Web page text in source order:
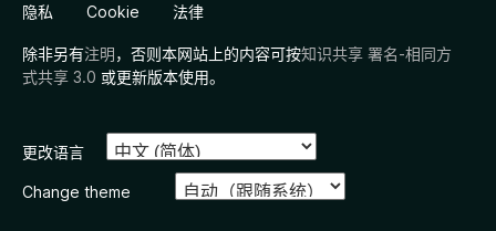
隐私 Cookie 法律
除非另有注明，否则本网站上的内容可按知识共享 署名-相同方
式共享 3.0 或更新版本使用。
更改语言
Change theme